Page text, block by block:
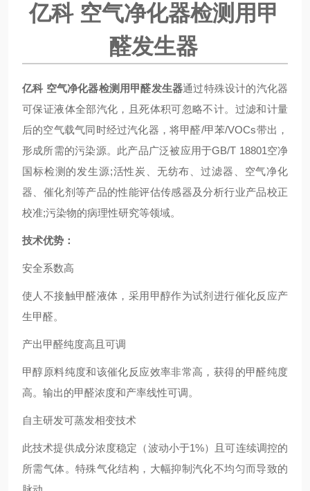
亿科 空气净化器检测用甲
醛发生器
亿科 空气净化器检测用甲醛发生器通过特殊设计的汽化器
可保证液体全部汽化，且死体积可忽略不计。过滤和计量
后的空气载气同时经过汽化器，将甲醛/甲苯/VOCs带出，
形成所需的污染源。此产品广泛被应用于GB/T 18801空净
国标检测的发生源;活性炭、无纺布、过滤器、空气净化
器、催化剂等产品的性能评估传感器及分析行业产品校正
校准;污染物的病理性研究等领域。
技术优势：
安全系数高
使人不接触甲醛液体，采用甲醇作为试剂进行催化反应产
生甲醛。
产出甲醛纯度高且可调
甲醇原料纯度和该催化反应效率非常高，获得的甲醛纯度
高。输出的甲醛浓度和产率线性可调。
自主研发可蒸发相变技术
此技术提供成分浓度稳定（波动小于1%）且可连续调控的
所需气体。特殊气化结构，大幅抑制汽化不均匀而导致的